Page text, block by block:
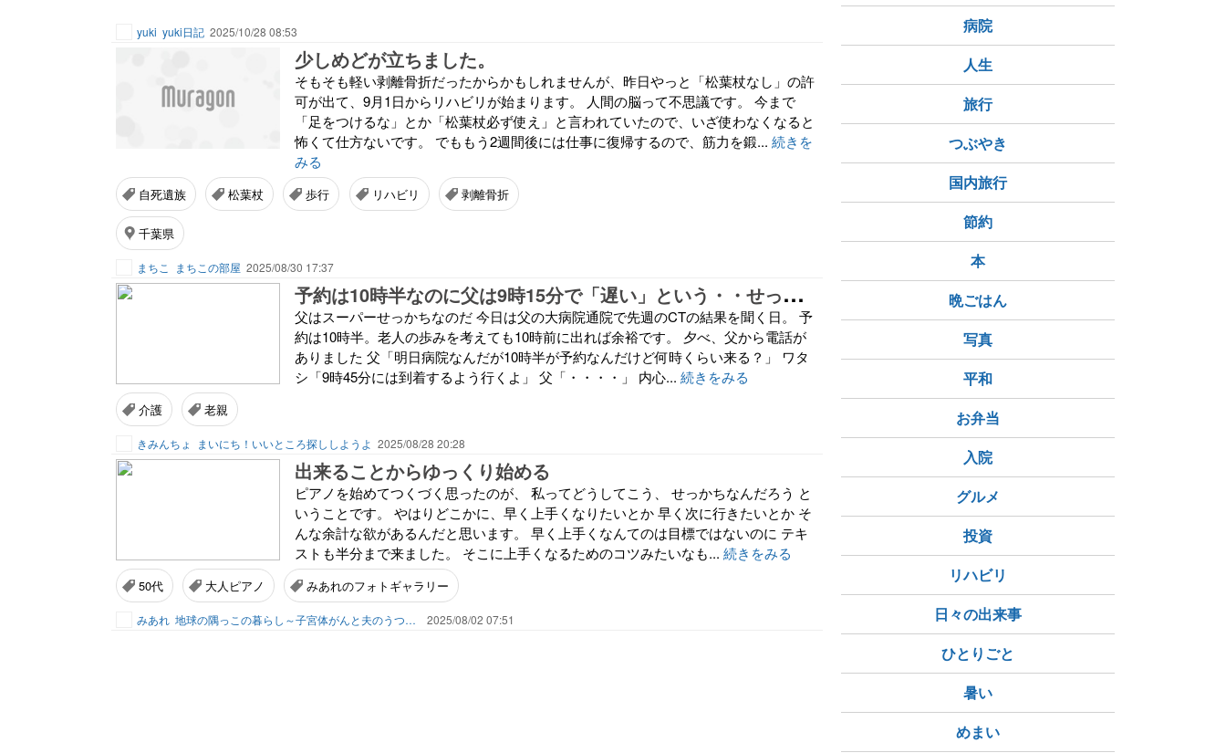
yuki yuki日記 2025/10/28 08:53
少しめどが立ちました。
そもそも軽い剥離骨折だったからかもしれませんが、昨日やっと「松葉杖なし」の許
可が出て、9月1日からリハビリが始まります。 人間の脳って不思議です。 今まで
「足をつけるな」とか「松葉杖必ず使え」と言われていたので、いざ使わなくなると
怖くて仕方ないです。 でももう2週間後には仕事に復帰するので、筋力を鍛... 続きを
みる
自死遺族 松葉杖 歩行 リハビリ 剥離骨折
千葉県
まちこ まちこの部屋 2025/08/30 17:37
予
約は10時半なのに父は9時15分で「遅い」という・・せっかち実父90歳劇場（笑）
父はスーパーせっかちなのだ 今日は父の大病院通院で先週のCTの結果を聞く日。 予
約は10時半。老人の歩みを考えても10時前に出れば余裕です。 夕べ、父から電話が
ありました 父「明日病院なんだが10時半が予約なんだけど何時くらい来る？」 ワタ
シ「9時45分には到着するよう行くよ」 父「・・・・」 内心... 続きをみる
介護 老親
きみんちょ まいにち！いいところ探ししようよ 2025/08/28 20:28
出来ることからゆっくり始める
ピアノを始めてつくづく思ったのが、 私ってどうしてこう、 せっかちなんだろう と
いうことです。 やはりどこかに、早く上手くなりたいとか 早く次に行きたいとか そ
んな余計な欲があるんだと思います。 早く上手くなんてのは目標ではないのに テキ
ストも半分まで来ました。 そこに上手くなるためのコツみたいなも... 続きをみる
50代 大人ピアノ みあれのフォトギャラリー
みあれ 地球の隅っこの暮らし～子宮体がんと夫のうつと人生のかたち 2025/08/02 07:51
病院
人生
旅行
つぶやき
国内旅行
節約
本
晩ごはん
写真
平和
お弁当
入院
グルメ
投資
リハビリ
日々の出来事
ひとりごと
暑い
めまい